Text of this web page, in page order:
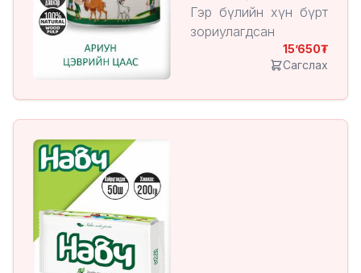
Гэр бүлийн хүн бүрт
зориулагдсан
Хөвөн мэт зөөлөн,
байгальд ээлтэй
15’650
Сагслах